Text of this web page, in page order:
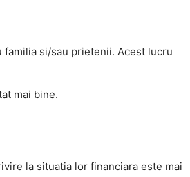
familia si/sau prietenii. Acest lucru
mai bine.
la situatia lor financiara este mai